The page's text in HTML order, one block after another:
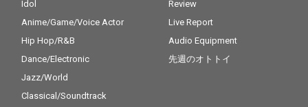
Idol
Anime/Game/Voice Actor
Hip Hop/R&B
Dance/Electronic
Jazz/World
Classical/Soundtrack
Review
Live Report
Audio Equipment
先週のオトトイ